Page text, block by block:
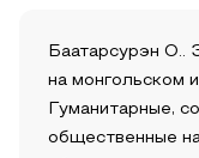
Баатарсурэн О..
на монгольском
Гуманитарные,
общественные